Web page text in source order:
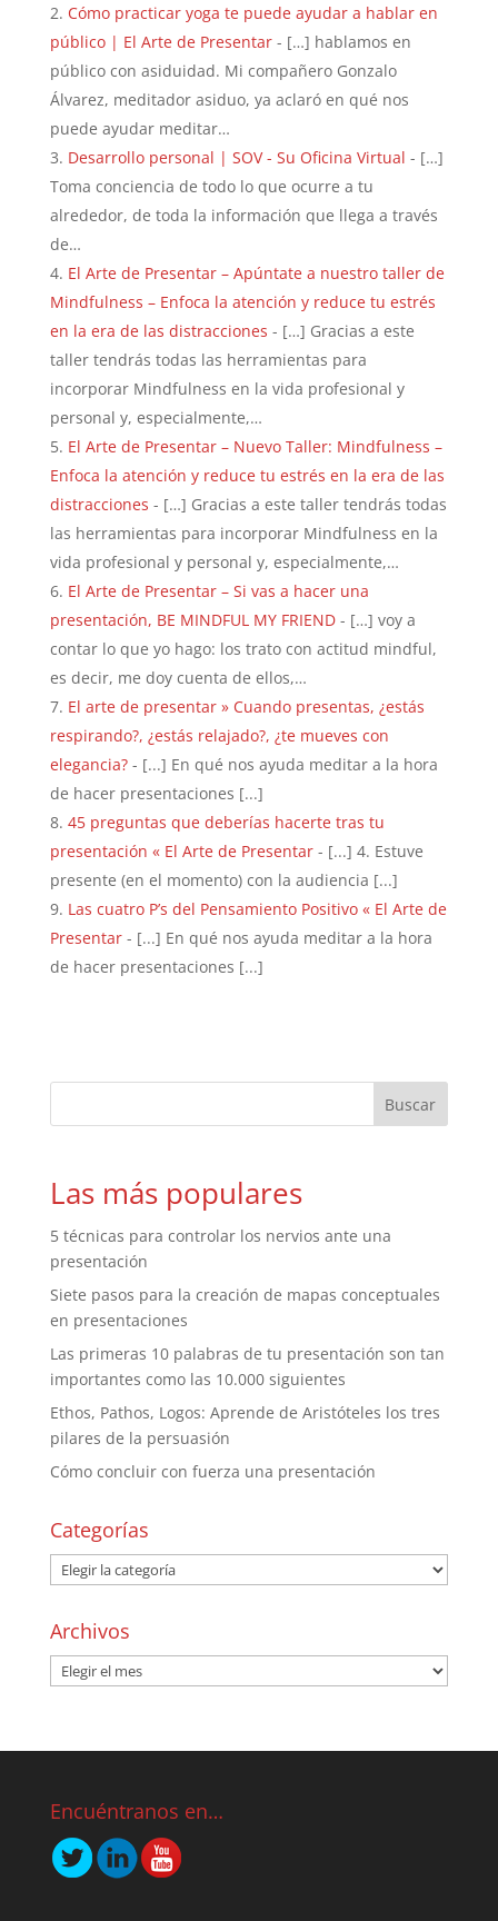
Cómo practicar yoga te puede ayudar a hablar en
público | El Arte de Presentar- […] hablamos en
público con asiduidad. Mi compañero Gonzalo
Álvarez, meditador asiduo, ya aclaró en qué nos
puede ayudar meditar…
Desarrollo personal | SOV - Su Oficina Virtual - […]
Toma conciencia de todo lo que ocurre a tu
alrededor, de toda la información que llega a través
de…
El Arte de Presentar – Apúntate a nuestro taller de
Mindfulness – Enfoca la atención y reduce tu estrés
en la era de las distracciones - […] Gracias a este
taller tendrás todas las herramientas para
incorporar Mindfulness en la vida profesional y
personal y, especialmente,…
El Arte de Presentar – Nuevo Taller: Mindfulness –
Enfoca la atención y reduce tu estrés en la era de las
distracciones - […] Gracias a este taller tendrás todas
las herramientas para incorporar Mindfulness en la
vida profesional y personal y, especialmente,…
El Arte de Presentar – Si vas a hacer una
presentación, BE MINDFUL MY FRIEND- […] voy a
contar lo que yo hago: los trato con actitud mindful,
es decir, me doy cuenta de ellos,…
El arte de presentar » Cuando presentas, ¿estás
respirando?, ¿estás relajado?, ¿te mueves con
elegancia?- [...] En qué nos ayuda meditar a la hora
de hacer presentaciones [...]
45 preguntas que deberías hacerte tras tu
presentación « El Arte de Presentar- [...] 4. Estuve
presente (en el momento) con la audiencia [...]
Las cuatro P’s del Pensamiento Positivo « El Arte de
Presentar- [...] En qué nos ayuda meditar a la hora
de hacer presentaciones [...]
Las más populares
5 técnicas para controlar los nervios ante una
presentación
Siete pasos para la creación de mapas conceptuales
en presentaciones
Las primeras 10 palabras de tu presentación son tan
importantes como las 10.000 siguientes
Ethos, Pathos, Logos: Aprende de Aristóteles los tres
pilares de la persuasión
Cómo concluir con fuerza una presentación
Categorías
Archivos
Encuéntranos en…